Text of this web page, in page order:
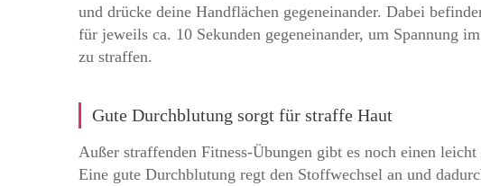
und drücke deine Handflächen gegeneinander. Dabei
für jeweils ca. 10 Sekunden gegeneinander, um Spannung
zu straffen.
Gute Durchblutung sorgt für straffe Haut
Außer straffenden Fitness-Übungen gibt es noch einen
Eine gute Durchblutung regt den Stoffwechsel an und